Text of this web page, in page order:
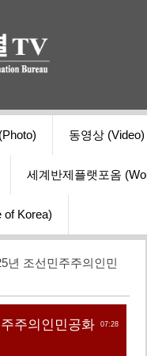
동영상 (Video)
세계반제플랫포옴
of Korea)
년 조선민주주의인민
07:28
주의인민공화